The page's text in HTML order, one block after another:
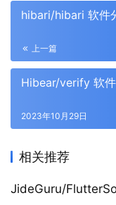
hibari/hibari 软件
上一篇
Hibear/verify 软
2023年10月29日
相关推荐
JideGuru/